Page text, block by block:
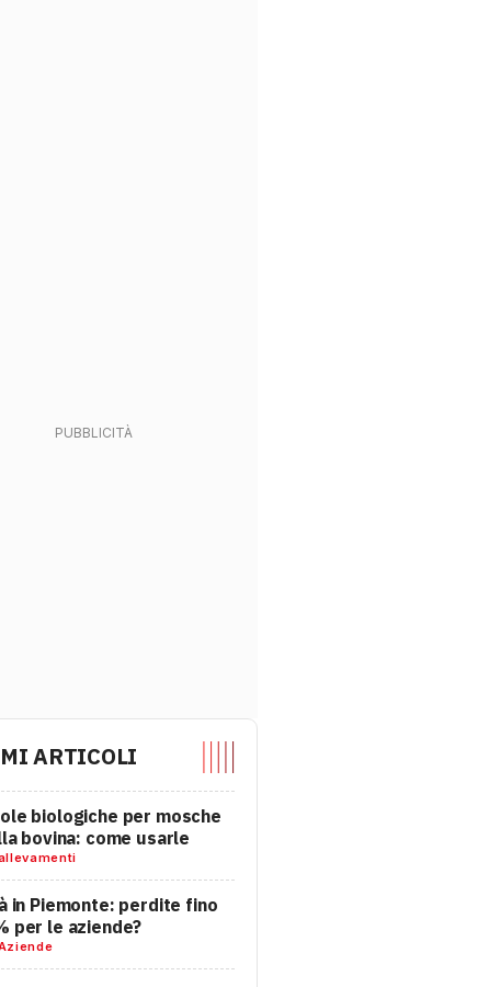
ARTICOLI
biologiche per mosche
bovina: come usarle
in Piemonte: perdite fino
per le aziende?